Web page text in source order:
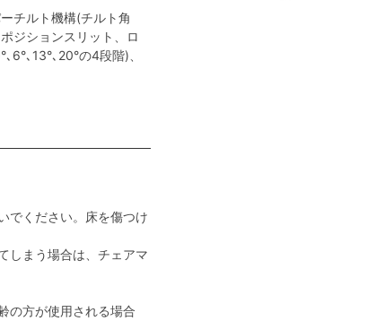
チルト機構(チルト角
ジションスリット、ロ
6°､13°､20°の4段階)、
でください。床を傷つけ
しまう場合は、チェアマ
の方が使用される場合